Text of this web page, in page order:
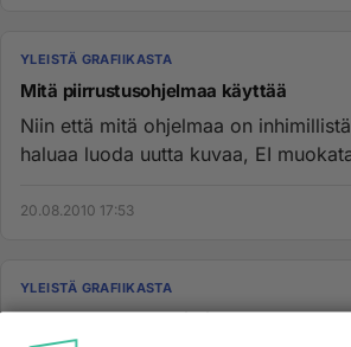
YLEISTÄ GRAFIIKASTA
Mitä piirrustusohjelmaa käyttää
Niin että mitä ohjelmaa on
haluaa luoda uutta kuvaa, EI
20.08.2010 17:53
YLEISTÄ GRAFIIKASTA
Warp tool Photo-paintille